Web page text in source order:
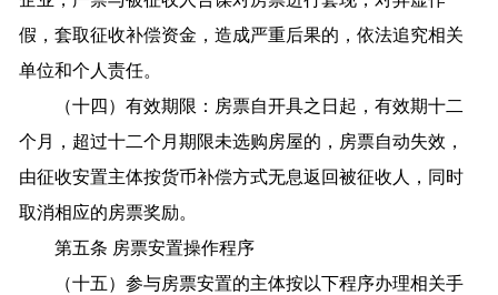
假，套取征收补偿资金，造成严重后果的，依法追究相关
单位和个人责任。
（十四）有效期限：房票自开具之日起，有效期十二
个月，超过十二个月期限未选购房屋的，房票自动失效，
由征收安置主体按货币补偿方式无息返回被征收人，同时
取消相应的房票奖励。
第五条 房票安置操作程序
（十五）参与房票安置的主体按以下程序办理相关手